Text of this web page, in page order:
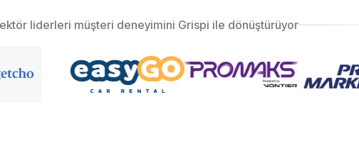
liderleri müşteri deneyimini Grispi ile dönüştürüyor